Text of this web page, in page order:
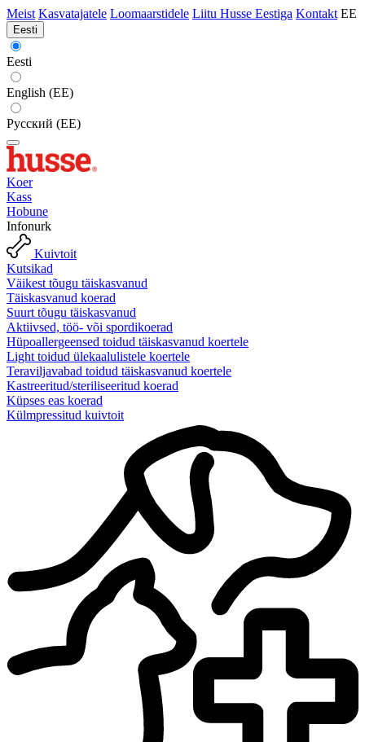
Meist Kasvatajatele Loomaarstidele Liitu Husse Eestiga Kontakt EE
Eesti
Eesti
English (EE)
Русский (EE)
Koer
Kass
Hobune
Infonurk
Kuivtoit
Kutsikad
Väikest tõugu täiskasvanud
Täiskasvanud koerad
Suurt tõugu täiskasvanud
Aktiivsed, töö- või spordikoerad
Hüpoallergeensed toidud täiskasvanud koertele
Light toidud ülekaalulistele koertele
Teraviljavabad toidud täiskasvanud koertele
Kastreeritud/steriliseeritud koerad
Küpses eas koerad
Külmpressitud kuivtoit